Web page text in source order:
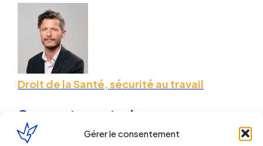
Gérer le consentement
Droit de la Santé, sécurité au travail
Comportements dangereux en
entreprise, « tolérance zéro »